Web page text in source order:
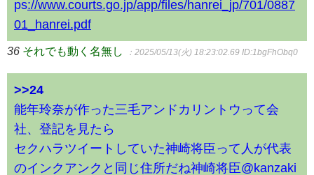
ps://www.courts.go.jp/app/files/hanrei_jp/701/0887
01_hanrei.pdf
36 それでも動く名無し ：2025/05/13(火) 18:23:02.69 ID:1bgFhObq0
>>24
能年玲奈が作った三毛アンドカリントウって会
社、登記を見たら
セクハラツイートしていた神崎将臣って人が代表
のインクアンクと同じ住所だね神崎将臣@kanzaki